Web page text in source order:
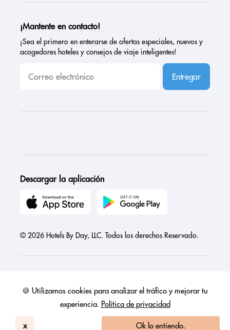
🍪 Utilizamos cookies para analizar el tráfico y mejorar tu
experiencia. Política de privacidad
x Ok lo entiendo.
¡Mantente en contacto!
¡Sea el primero en enterarse de ofertas especiales, nuevos y
acogedores hoteles y consejos de viaje inteligentes!
Entregar
Descargar la aplicación
© 2026 Hotels By Day, LLC. Todos los derechos Reservado.
Austria Canada France Germany India Ireland
Israel
Mexico Netherlands Philippines
United Arab Emirates
United Kingdom United States